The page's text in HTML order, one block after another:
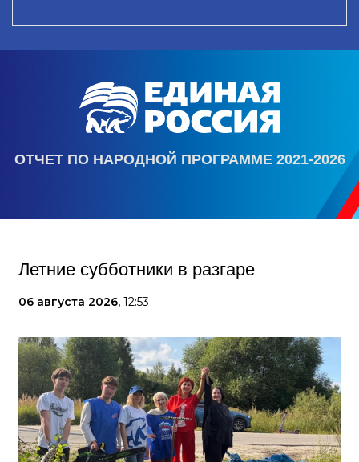
ОТЧЕТ ПО НАРОДНОЙ ПРОГРАММЕ 2021-2026
Летние субботники в разгаре
06 августа 2026, 12:53